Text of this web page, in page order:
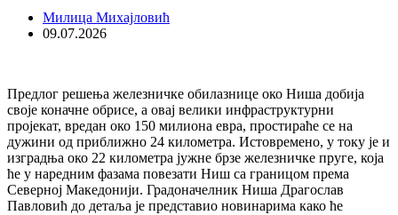
Милица Михајловић
09.07.2026
Предлог решења железничке обилазнице око Ниша добија
своје коначне обрисе, а овај велики инфраструктурни
пројекат, вредан око 150 милиона евра, простираће се на
дужини од приближно 24 километра. Истовремено, у току је и
изградња око 22 километра јужне брзе железничке пруге, која
ће у наредним фазама повезати Ниш са границом према
Северној Македонији. Градоначелник Ниша Драгослав
Павловић до детаља је представио новинарима како ће